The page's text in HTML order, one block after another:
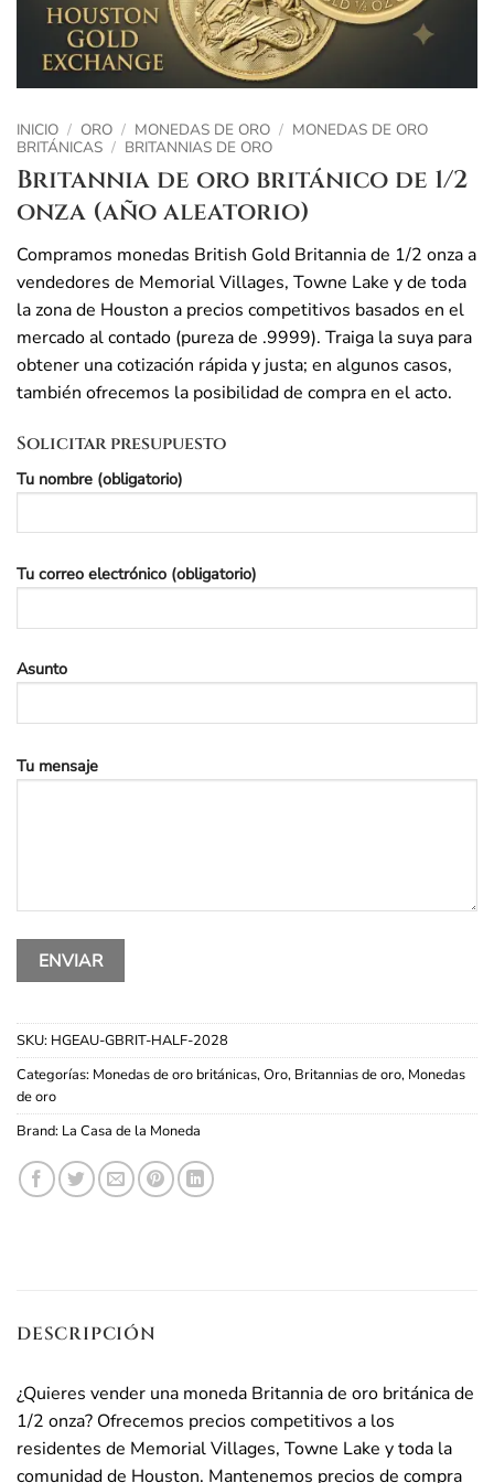
INICIO / ORO / MONEDAS DE ORO / MONEDAS DE ORO
BRITÁNICAS / BRITANNIAS DE ORO
Britannia de oro británico de 1/2
onza (año aleatorio)
Compramos monedas British Gold Britannia de 1/2 onza a
vendedores de Memorial Villages, Towne Lake y de toda
la zona de Houston a precios competitivos basados en el
mercado al contado (pureza de .9999). Traiga la suya para
obtener una cotización rápida y justa; en algunos casos,
también ofrecemos la posibilidad de compra en el acto.
Solicitar presupuesto
Tu nombre (obligatorio)
Tu correo electrónico (obligatorio)
Asunto
Tu mensaje
SKU: HGEAU-GBRIT-HALF-2028
Categorías: Monedas de oro británicas,Oro, Britannias de oro, Monedas
de oro
Brand: La Casa de la Moneda
DESCRIPCIÓN
¿Quieres vender una moneda Britannia de oro británica de
1/2 onza? Ofrecemos precios competitivos a los
residentes de Memorial Villages, Towne Lake y toda la
comunidad de Houston. Mantenemos precios de compra